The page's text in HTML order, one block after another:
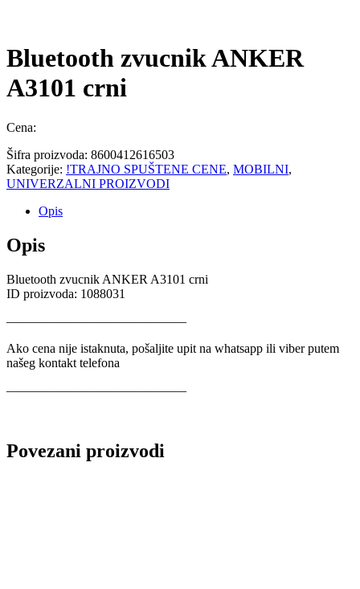
Bluetooth zvucnik ANKER
A3101 crni
Cena:
Šifra proizvoda: 8600412616503
Kategorije: !TRAJNO SPUŠTENE CENE, MOBILNI,
UNIVERZALNI PROIZVODI
Opis
Opis
Bluetooth zvucnik ANKER A3101 crni
ID proizvoda: 1088031
——————————————
Ako cena nije istaknuta, pošaljite upit na whatsapp ili viber putem
našeg kontakt telefona
——————————————
Povezani proizvodi